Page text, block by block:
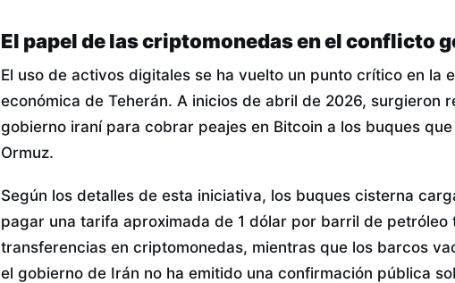
El papel de las criptomonedas en el conflicto
El uso de activos digitales se ha vuelto un punto crítico en la
económica de Teherán. A inicios de abril de 2026, surgieron
gobierno iraní para cobrar peajes en Bitcoin a los buques
Ormuz.
Según los detalles de esta iniciativa, los buques cisterna
pagar una tarifa aproximada de 1 dólar por barril de
transferencias en criptomonedas, mientras que los barcos
el gobierno de Irán no ha emitido una confirmación pública